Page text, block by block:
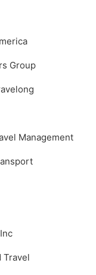
Group
Management
Travel